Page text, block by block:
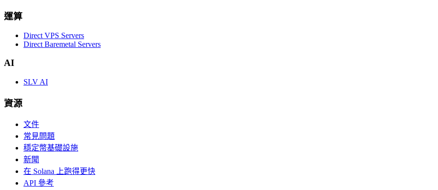
運算
Direct VPS Servers
Direct Baremetal Servers
AI
SLV AI
資源
文件
常見問題
穩定幣基礎設施
新聞
在 Solana 上跑得更快
API 參考